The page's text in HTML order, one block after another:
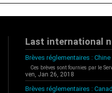
Last international
Brèves réglementaires : Chine
Ces brèves sont fournies par le
ven, Jan 26, 2018
Brèves réglementaires :